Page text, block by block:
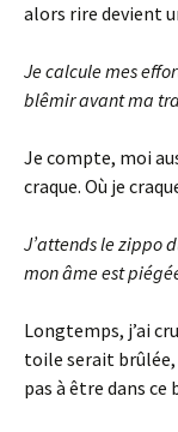
alors rire devient
Je calcule mes
blêmir avant ma
Je compte, moi
craque. Où je
J’attends le zippo
mon âme est
Longtemps, j’ai
toile serait brûlée,
pas à être dans ce